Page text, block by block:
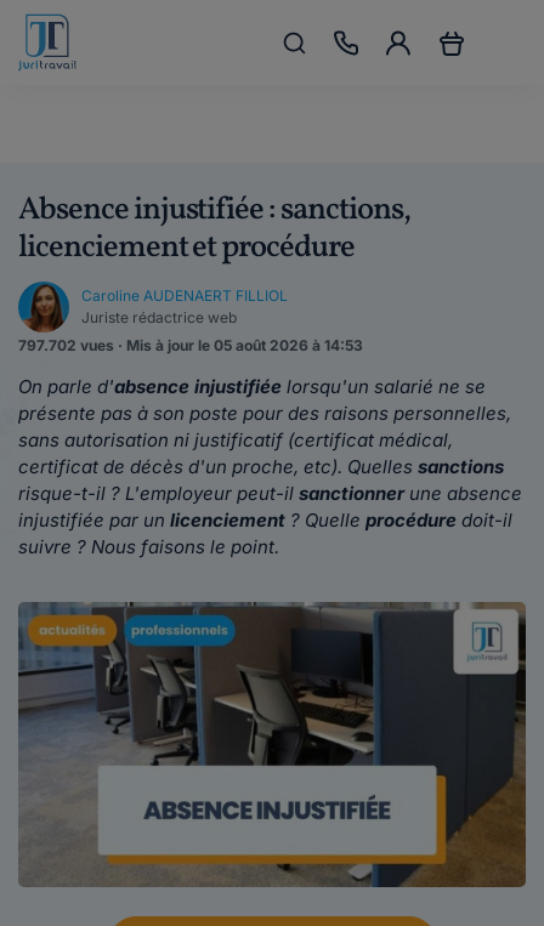
Absence injustifiée : sanctions,
licenciement et procédure
Caroline AUDENAERT FILLIOL
Juriste rédactrice web
797.702 vues · Mis à jour le 05 août 2026 à 14:53
On parle d'absence injustifiée lorsqu'un salarié ne se
présente pas à son poste pour des raisons personnelles,
sans autorisation ni justificatif (certificat médical,
certificat de décès d'un proche, etc). Quelles sanctions
risque-t-il ? L'employeur peut-il sanctionnerune absence
injustifiée par un licenciement ? Quelle procédure doit-il
suivre ? Nous faisons le point.